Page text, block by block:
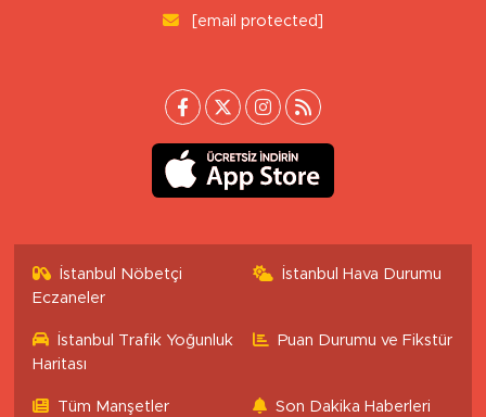
[email protected]
İstanbul Nöbetçi
Eczaneler
İstanbul Hava Durumu
İstanbul Trafik Yoğunluk
Haritası
Puan Durumu ve Fikstür
Tüm Manşetler Son Dakika Haberleri